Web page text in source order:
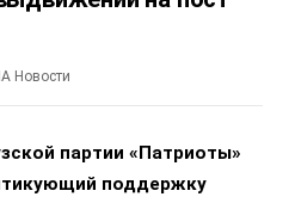
Новости
партии «Патриоты»
поддержку